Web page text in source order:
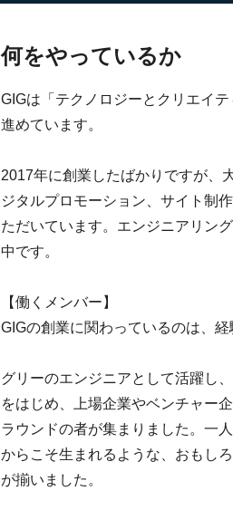
何をやっているか
GIGは「テクノロジーとクリエイ
進めています。
2017年に創業したばかりですが、
ジタルプロモーション、サイト制
ただいています。エンジニアリン
中です。
【働くメンバー】
GIGの創業に関わっているのは、
グリーのエンジニアとして活躍し
をはじめ、上場企業やベンチャー
ラウンドの者が集まりました。一
からこそ生まれるような、おもし
が揃いました。